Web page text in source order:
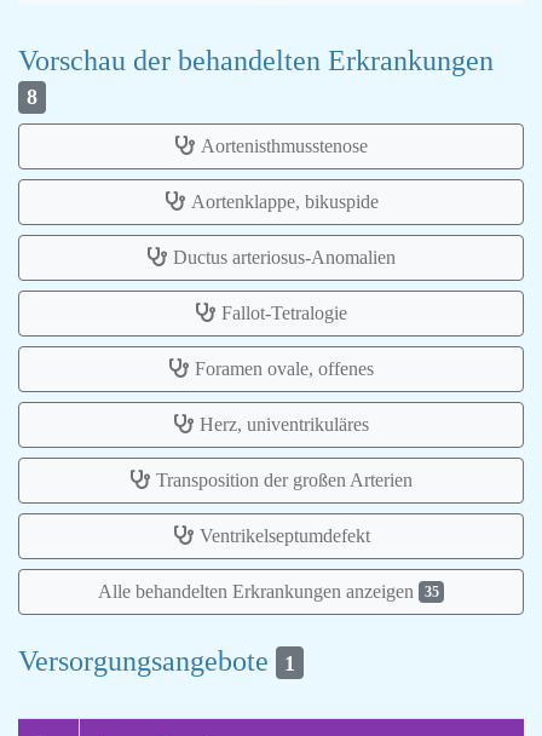
Vorschau der behandelten Erkrankungen
8
Aortenisthmusstenose
Aortenklappe, bikuspide
Ductus arteriosus-Anomalien
Fallot-Tetralogie
Foramen ovale, offenes
Herz, univentrikuläres
Transposition der großen Arterien
Ventrikelseptumdefekt
Alle behandelten Erkrankungen anzeigen 35
Versorgungsangebote 1